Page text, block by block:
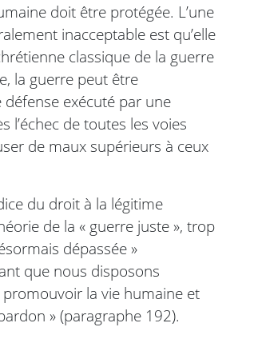
doit être protégée. L’une
inacceptable est qu’elle
classique de la guerre
la guerre peut être
exécuté par une
l’échec de toutes les voies
de maux supérieurs à ceux
du droit à la légitime
de la « guerre juste », trop
dépassée »
que nous disposons
la vie humaine et
» (paragraphe 192).